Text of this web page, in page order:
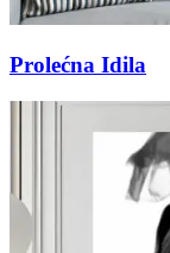
Prolećna Idila